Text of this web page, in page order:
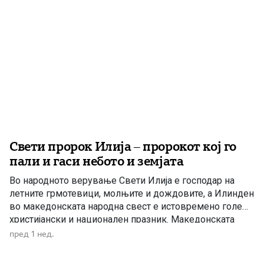
Свети пророк Илија – пророкот кој го
пали и гаси небото и земјата
Во народното верување Свети Илија е господар на
летните грмотевици, молњите и дождовите, а Илинден
во македонската народна свест е истовремено голем
христијански и национален празник. Македонската
православна црква – Охридска архиепископија на 2
пред 1 нед.